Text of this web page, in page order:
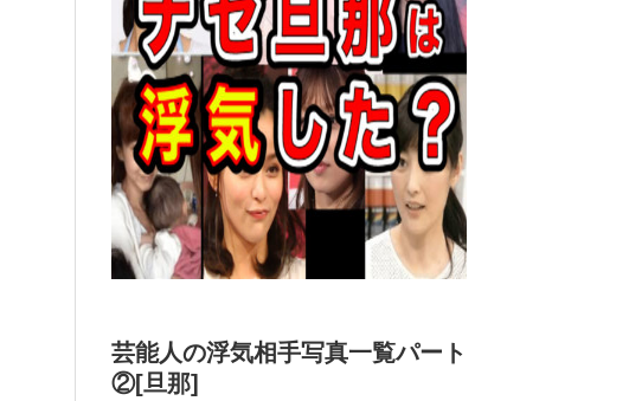
芸能人の浮気相手写真一覧パート
②[旦那]